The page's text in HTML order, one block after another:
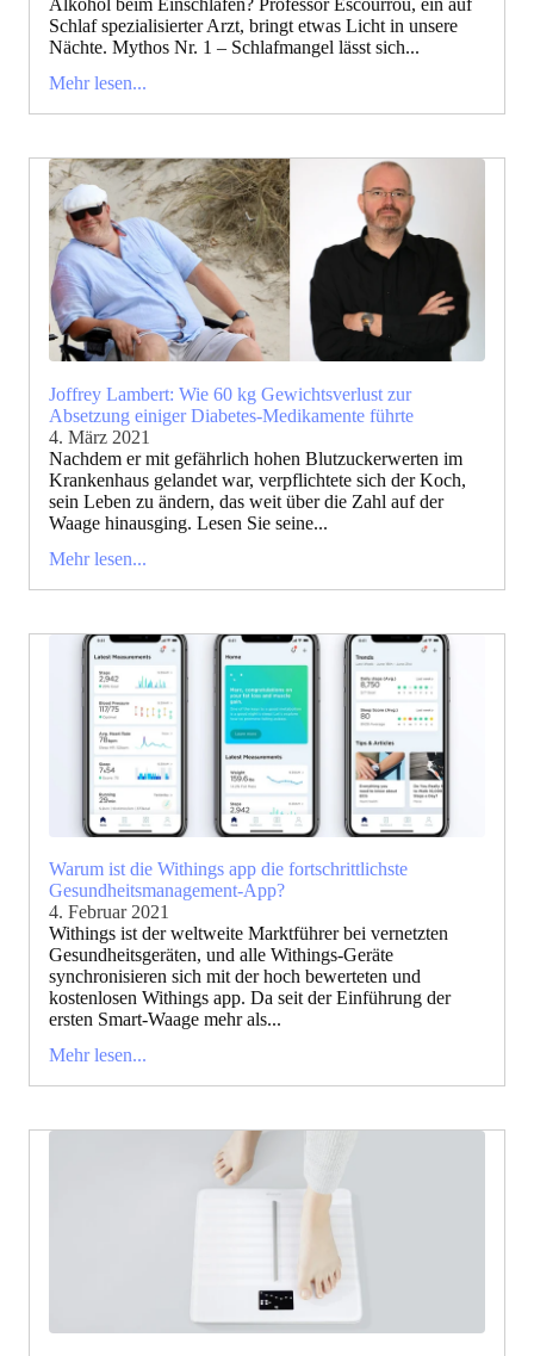
Alkohol beim Einschlafen? Professor Escourrou, ein auf
Schlaf spezialisierter Arzt, bringt etwas Licht in unsere
Nächte. Mythos Nr. 1 – Schlafmangel lässt sich...
Mehr lesen...
Joffrey Lambert: Wie 60 kg Gewichtsverlust zur
Absetzung einiger Diabetes-Medikamente führte
4. März 2021
Nachdem er mit gefährlich hohen Blutzuckerwerten im
Krankenhaus gelandet war, verpflichtete sich der Koch,
sein Leben zu ändern, das weit über die Zahl auf der
Waage hinausging. Lesen Sie seine...
Mehr lesen...
Warum ist die Withings app die fortschrittlichste
Gesundheitsmanagement-App?
4. Februar 2021
Withings ist der weltweite Marktführer bei vernetzten
Gesundheitsgeräten, und alle Withings-Geräte
synchronisieren sich mit der hoch bewerteten und
kostenlosen Withings app. Da seit der Einführung der
ersten Smart-Waage mehr als...
Mehr lesen...